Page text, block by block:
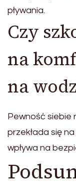
pływania.
Czy
na
na
Pewność siebie
przekłada się
wpływa na